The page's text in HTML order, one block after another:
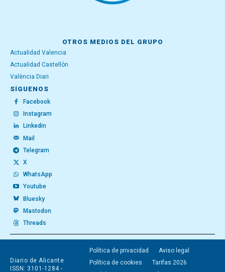
OTROS MEDIOS DEL GRUPO
Actualidad Valencia
Actualidad Castellón
València Diari
SÍGUENOS
Facebook
Instagram
Linkedin
Mail
Telegram
X
WhatsApp
Youtube
Bluesky
Mastodon
Threads
Diario de Alicante
ISSN: 3101-1284 -
Política de privacidad
Aviso legal
Política de cookies
Tarifas 2026